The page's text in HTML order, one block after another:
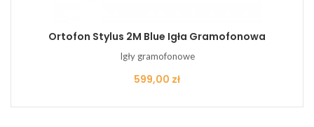
Ortofon Stylus 2M Blue Igła Gramofonowa
Igły gramofonowe
Cena
599,00 zł